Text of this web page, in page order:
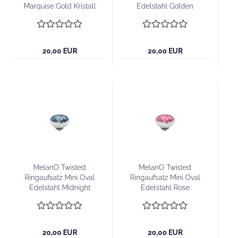
Marquise Gold Kristall
20,00 EUR
Edelstahl Golden
20,00 EUR
MelanO Twisted
Ringaufsatz Mini Oval
Edelstahl Midnight
20,00 EUR
MelanO Twisted
Ringaufsatz Mini Oval
Edelstahl Rose
20,00 EUR